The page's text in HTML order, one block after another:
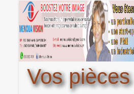
Vos pièces